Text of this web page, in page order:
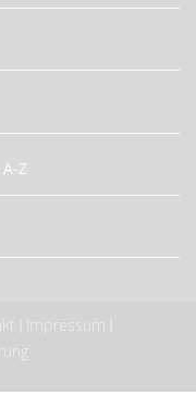
Z
Impressum